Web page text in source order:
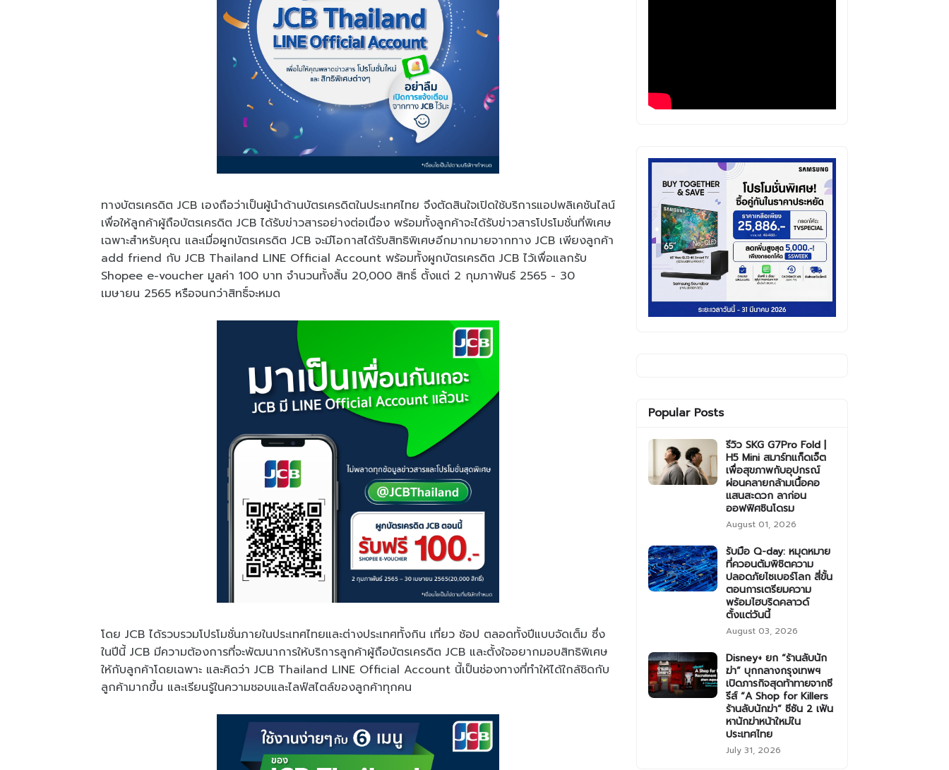
ทางบัตรเครดิต JCB เองถือว่าเป็นผู้นำด้านบัตรเครดิตในประเทศไทย จึงตัดสินใจเปิดใช้บริการแอปพลิเคชันไลน์
เพื่อให้ลูกค้าผู้ถือบัตรเครดิต JCB ได้รับข่าวสารอย่างต่อเนื่อง พร้อมทั้งลูกค้าจะได้รับข่าวสารโปรโมชั่นที่พิเศษ
เฉพาะสำหรับคุณ และเมื่อผูกบัตรเครดิต JCB จะมีโอกาสได้รับสิทธิพิเศษอีกมากมายจากทาง JCB เพียงลูกค้า
add friend กับ JCB Thailand LINE Official Account พร้อมทั้งผูกบัตรเครดิต JCB ไว้เพื่อแลกรับ
Shopee e-voucher มูลค่า 100 บาท จำนวนทั้งสิ้น 20,000 สิทธิ์ ตั้งแต่ 2 กุมภาพันธ์ 2565 - 30
เมษายน 2565 หรือจนกว่าสิทธิ์จะหมด
โดย JCB ได้รวบรวมโปรโมชั่นภายในประเทศไทยและต่างประเทศทั้งกิน เที่ยว ช้อป ตลอดทั้งปีแบบจัดเต็ม ซึ่ง
ในปีนี้ JCB มีความต้องการที่จะพัฒนาการให้บริการลูกค้าผู้ถือบัตรเครดิต JCB และตั้งใจอยากมอบสิทธิพิเศษ
ให้กับลูกค้าโดยเฉพาะ และคิดว่า JCB Thailand LINE Official Account นี้เป็นช่องทางที่ทำให้ได้ใกล้ชิดกับ
ลูกค้ามากขึ้น และเรียนรู้ในความชอบและไลฟ์สไตล์ของลูกค้าทุกคน
Popular Posts
รีวิว SKG G7Pro Fold |
H5 Mini สมาร์ทแก็ดเจ็ต
เพื่อสุขภาพกับอุปกรณ์
ผ่อนคลายกล้ามเนื้อคอ
แสนสะดวก ลาก่อน
ออฟฟิศซินโดรม
August 01, 2026
รับมือ Q-day: หมุดหมาย
ที่ควอนตัมพิชิตความ
ปลอดภัยไซเบอร์โลก สี่ขั้น
ตอนการเตรียมความ
พร้อมไฮบริดคลาวด์
ตั้งแต่วันนี้
August 03, 2026
Disney+ ยก “ร้านลับนัก
ฆ่า” บุกกลางกรุงเทพฯ
เปิดภารกิจสุดท้าทายจากซี
รีส์ “A Shop for Killers
ร้านลับนักฆ่า” ซีซัน 2 เฟ้น
หานักฆ่าหน้าใหม่ใน
ประเทศไทย
July 31, 2026